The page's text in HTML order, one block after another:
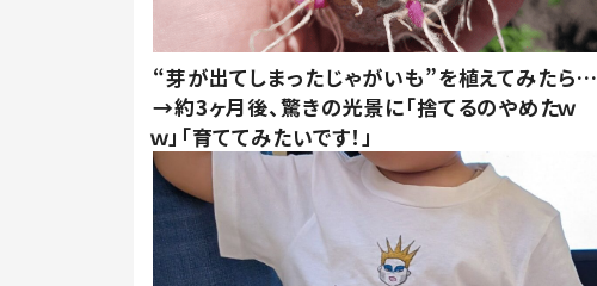
“芽が出てしまったじゃがいも”を植えてみたら…
→約3ヶ月後、驚きの光景に「捨てるのやめたｗ
ｗ」「育ててみたいです！」